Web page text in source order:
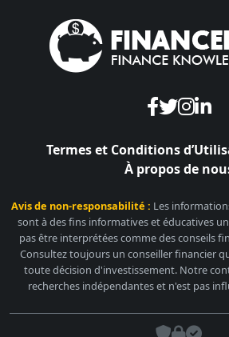
Termes et Conditions
À propos de
Avis de non-responsabilité : Les
sont à des fins informatives et éducatives
pas être interprétées comme des conseils
Consultez toujours un conseiller financier
toute décision d'investissement. Notre
recherches indépendantes et n'est pas